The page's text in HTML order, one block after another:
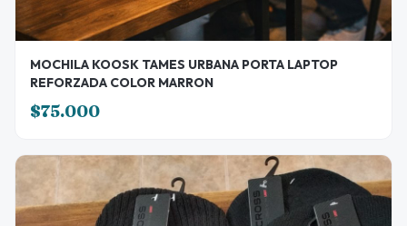
MOCHILA KOOSK TAMES URBANA PORTA LAPTOP
REFORZADA COLOR MARRON
$75.000